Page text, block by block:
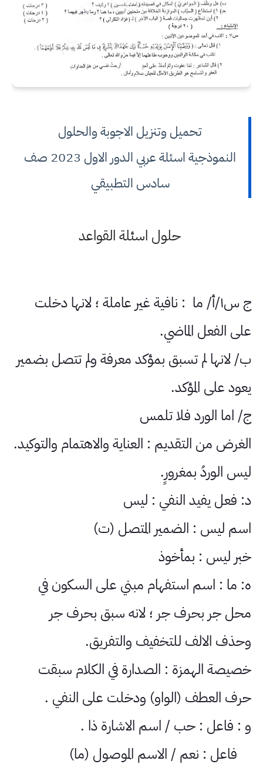
تحميل وتنزيل الاجوبة والحلول
النموذجية اسئلة عربي الدور الاول 2023 صف
سادس التطبيقي
حلول اسئلة القواعد
ج س١/أ/ ما : نافية غير عاملة ؛ لانها دخلت
على الفعل الماضي.
ب/ لانها لم تسبق بمؤكد معرفة ولم تتصل بضمير
يعود على المؤكد.
ج/ اما الورد فلا تلمس
الغرض من التقديم : العناية والاهتمام والتوكيد.
ليس الوردُ بمغرورٍ.
د: فعل يفيد النفي : ليس
اسم ليس : الضمير المتصل (ت)
خبر ليس : بمأخوذ
ه: ما : اسم استفهام مبني على السكون في
محل جر بحرف جر ؛ لانه سبق بحرف جر
وحذف الالف للتخفيف والتفريق.
خصيصة الهمزة : الصدارة في الكلام سبقت
حرف العطف (الواو) ودخلت على النفي .
و : فاعل : حب / اسم الاشارة ذا .
فاعل : نعم / الاسم الموصول (ما)